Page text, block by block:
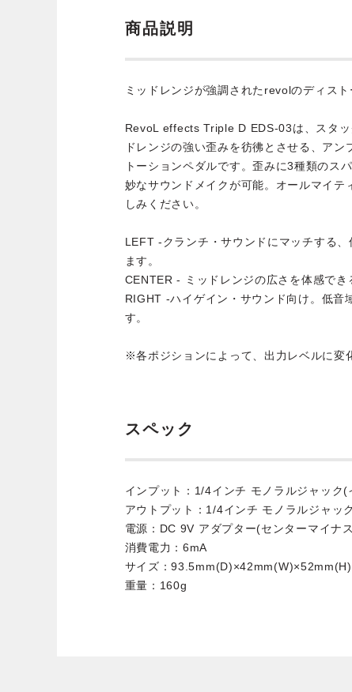
商品説明
ミッドレンジが強調されたrevolのディスト
RevoL effects Triple D EDS-03は、スタッ
ドレンジの強い歪みを彷彿とさせる、ア
トーションペダルです。歪みに3種類のス
妙なサウンドメイクが可能。オールマイテ
しみください。
LEFT -クランチ・サウンドにマッチする、
ます。
CENTER - ミッドレンジの広さを体感でき
RIGHT -ハイゲイン・サウンド向け。低音
す。
※各ポジションによって、出力レベルに変
スペック
インプット：1/4インチ モノラルジャック
アウトプット：1/4インチ モノラルジャッ
電源：DC 9V アダプター(センターマイ
消費電力：6mA
サイズ：93.5mm(D)×42mm(W)×52mm(H)
重量：160g